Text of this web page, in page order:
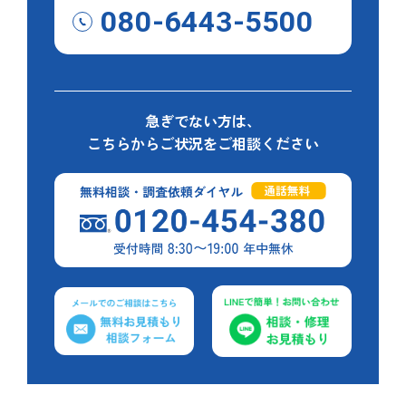
080-6443-5500
急ぎでない方は、
こちらからご状況をご相談ください